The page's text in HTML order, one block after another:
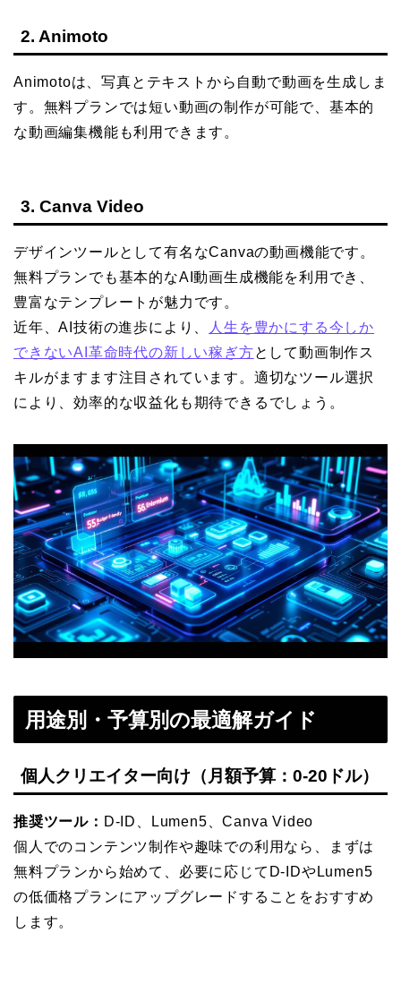
2. Animoto
Animotoは、写真とテキストから自動で動画を生成しま
す。無料プランでは短い動画の制作が可能で、基本的
な動画編集機能も利用できます。
3. Canva Video
デザインツールとして有名なCanvaの動画機能です。
無料プランでも基本的なAI動画生成機能を利用でき、
豊富なテンプレートが魅力です。
近年、AI技術の進歩により、
人生を豊かにする今しか
できないAI革命時代の新しい稼ぎ方として動画制作ス
キルがますます注目されています。適切なツール選択
により、効率的な収益化も期待できるでしょう。
用途別・予算別の最適解ガイド
個人クリエイター向け（月額予算：0-20ドル）
推奨ツール： D-ID、Lumen5、Canva Video
個人でのコンテンツ制作や趣味での利用なら、まずは
無料プランから始めて、必要に応じてD-IDやLumen5
の低価格プランにアップグレードすることをおすすめ
します。